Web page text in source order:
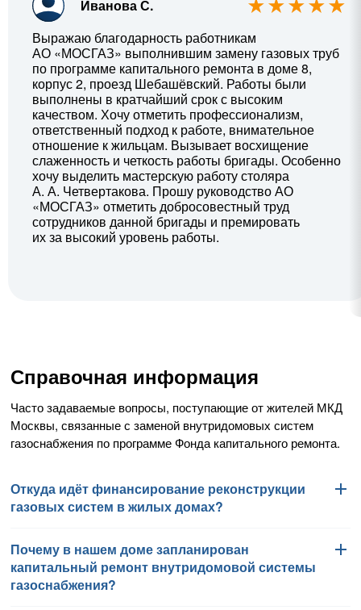
Иванова С.
Выражаю благодарность работникам
АО «МОСГАЗ» выполнившим замену газовых труб
по программе капитального ремонта в доме 8,
корпус 2, проезд Шебашёвский. Работы были
выполнены в кратчайший срок с высоким
качеством. Хочу отметить профессионализм,
ответственный подход к работе, внимательное
отношение к жильцам. Вызывает восхищение
слаженность и четкость работы бригады. Особенно
хочу выделить мастерскую работу столяра
А. А. Четвертакова. Прошу руководство АО
«МОСГАЗ» отметить добросовестный труд
сотрудников данной бригады и премировать
их за высокий уровень работы.
Справочная информация
Часто задаваемые вопросы, поступающие от жителей МКД
Москвы, связанные с заменой внутридомовых систем
газоснабжения по программе Фонда капитального ремонта.
Откуда идёт финансирование реконструкции
газовых систем в жилых домах?
Работы по замене внутридомовых систем газоснабжения
финансируются Фондом капитального ремонта
многоквартирных домов города Москвы в соответствии
Почему в нашем доме запланирован
капитальный ремонт внутридомовой системы
газоснабжения?